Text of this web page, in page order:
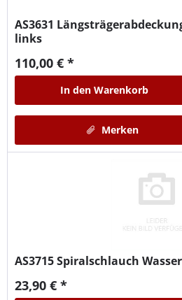
AS3631
links
110,00 € *
In den Warenkorb
Merken
AS3715Spiralschlauch
23,90 € *